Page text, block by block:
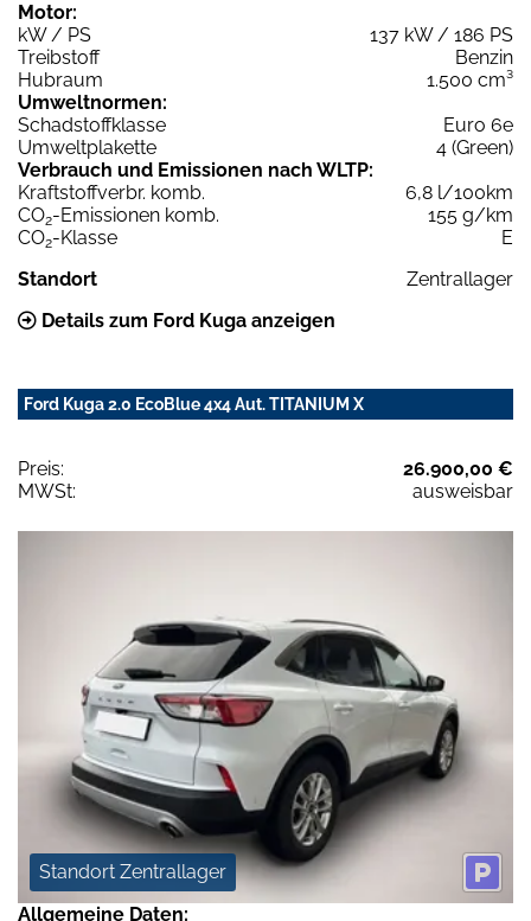
Motor:
kW / PS
137 kW / 186 PS
Treibstoff
Benzin
Hubraum
1.500 cm³
Umweltnormen:
Schadstoffklasse
Euro 6e
Umweltplakette
4 (Green)
Verbrauch und Emissionen nach WLTP:
Kraftstoffverbr. komb.
6,8 l/100km
CO2-Emissionen komb.
155 g/km
CO2-Klasse
E
Standort
Zentrallager
Details zum Ford Kuga anzeigen
Ford Kuga 2.0 EcoBlue 4x4 Aut. TITANIUM X
Preis:
26.900,00 €
MWSt:
ausweisbar
Standort Zentrallager
Allgemeine Daten: